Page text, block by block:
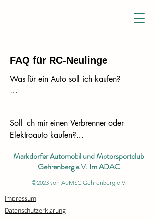
FAQ für RC-Neulinge
Was für ein Auto soll ich kaufen?
Allerdings kann man hier immer sagen:
"Wer zu billig kauft, kauft zweimal"
Die Qualität eines RC-Cars ist (leider)
immer mit einem relativ hohen Preis
verbunden.
Eine gute Option ist es ein hochwertiges
Soll ich mir einen Verbrenner oder
Elektroauto kaufen?
Elektroautos sind grundsätzlich einfacher
zu "bedienen". Man benötigt weniger
entspannter.
Markdorfer Automobil und Motorsportclub
Gehrenberg e.V. Im ADAC
©2023 von AuMSC Gehrenberg e.V.
Impressum
Datenschutzerklärung